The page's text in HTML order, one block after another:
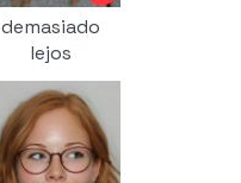
demasiado
lejos